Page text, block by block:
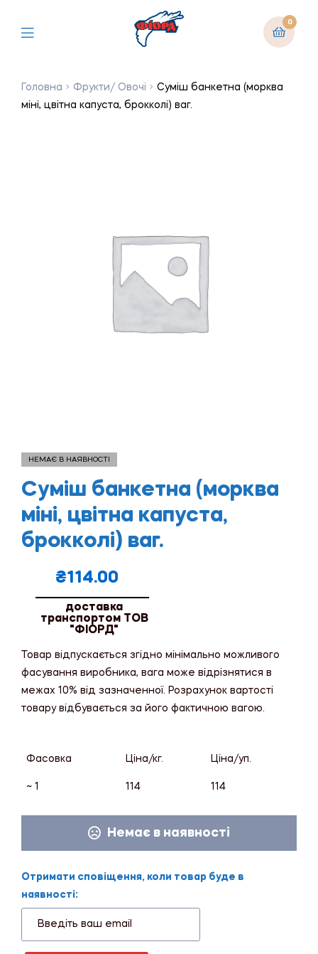
0
Головна Фрукти/ Овочі
Суміш банкетна (морква
міні, цвітна капуста, брокколі) ваг.
НЕМАЄ В НАЯВНОСТІ
Суміш банкетна (морква
міні, цвітна капуста,
брокколі) ваг.
₴114.00
доставка
транспортом ТОВ
"ФІОРД"
Товар відпускається згідно мінімально можливого
фасування виробника, вага може відрізнятися в
межах 10% від зазначенної. Розрахунок вартості
товару відбувається за його фактичною вагою.
Фасовка Ціна/кг. Ціна/уп.
~ 1 114 114
Немає в наявності
Отримати сповіщення, коли товар буде в
наявності: